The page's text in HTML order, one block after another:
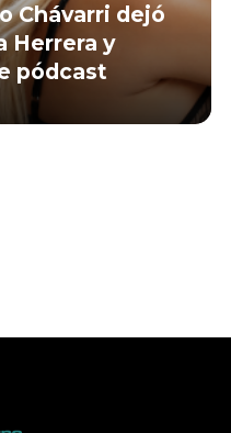
Chávarri dejó
Herrera y
pódcast